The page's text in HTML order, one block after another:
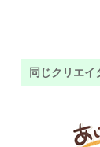
同じクリエイ